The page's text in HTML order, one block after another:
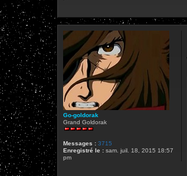
Go-goldorak
Grand Goldorak
Messages : 3715
Enregistré le : sam. juil. 18, 2015 18:57
pm